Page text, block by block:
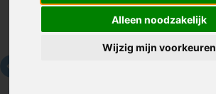
Alleen noodzakelijk
Wijzig mijn voorkeuren